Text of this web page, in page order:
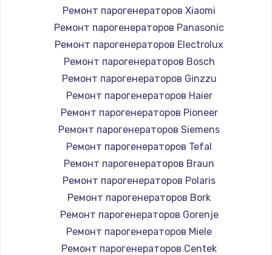
Ремонт парогенераторов Xiaomi
Ремонт парогенераторов Panasonic
Ремонт парогенераторов Electrolux
Ремонт парогенераторов Bosch
Ремонт парогенераторов Ginzzu
Ремонт парогенераторов Haier
Ремонт парогенераторов Pioneer
Ремонт парогенераторов Siemens
Ремонт парогенераторов Tefal
Ремонт парогенераторов Braun
Ремонт парогенераторов Polaris
Ремонт парогенераторов Bork
Ремонт парогенераторов Gorenje
Ремонт парогенераторов Miele
Ремонт парогенераторов Centek